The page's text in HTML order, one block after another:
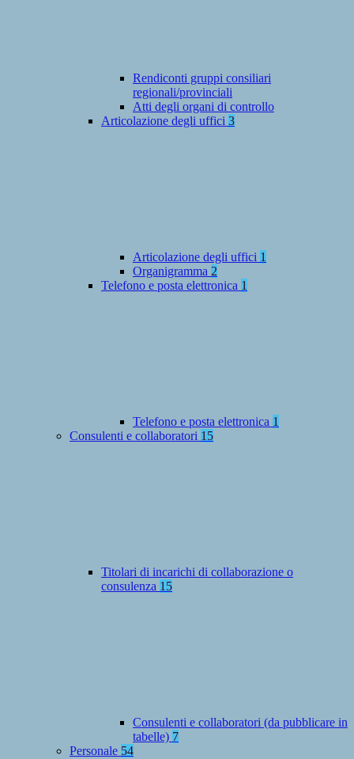
Rendiconti gruppi consiliari
regionali/provinciali
Atti degli organi di controllo
Articolazione degli uffici 3
Articolazione degli uffici 1
Organigramma 2
Telefono e posta elettronica 1
Telefono e posta elettronica 1
Consulenti e collaboratori 15
Titolari di incarichi di collaborazione o
consulenza 15
Consulenti e collaboratori (da pubblicare in
tabelle) 7
Personale 54